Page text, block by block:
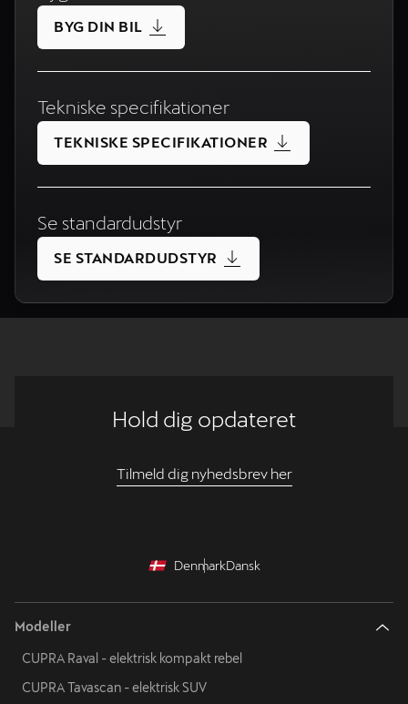
BYG DIN BIL
Tekniske specifikationer
TEKNISKE SPECIFIKATIONER
Se standardudstyr
SE STANDARDUDSTYR
Hold dig opdateret
Tilmeld dig nyhedsbrev her
DenmarkDansk
Modeller
CUPRA Raval - elektrisk kompakt rebel
CUPRA Tavascan - elektrisk SUV